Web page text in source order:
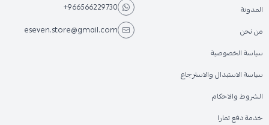
المدونة
من نحن
سياسة الخصوصية
سياسة الاستبدال والاسترجاع
الشروط والاحكام
خدمة دفع تمارا
+966566229730
eseven.store@gmail.com